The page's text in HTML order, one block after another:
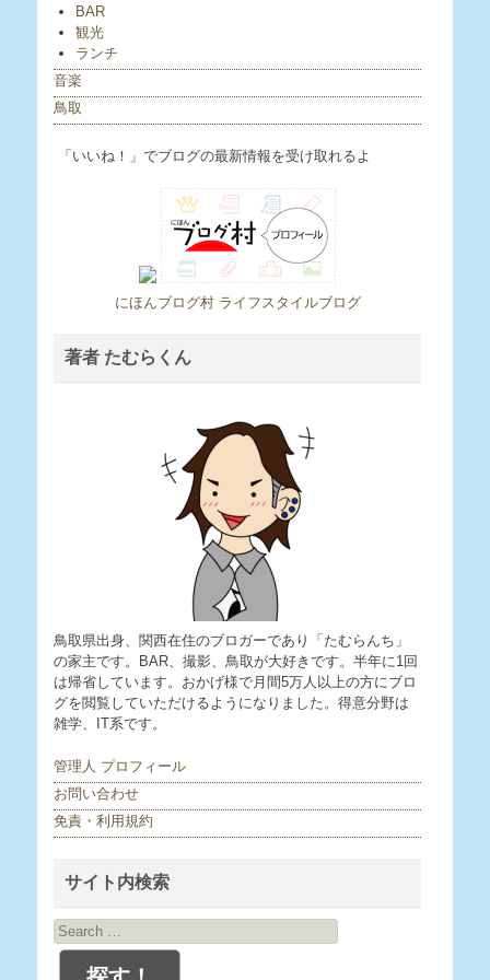
BAR
観光
ランチ
音楽
鳥取
「いいね！」でブログの最新情報を受け取れるよ
にほんブログ村 ライフスタイルブログ
著者 たむらくん
鳥取県出身、関西在住のブロガーであり「たむらんち」
の家主です。BAR、撮影、鳥取が大好きです。半年に1回
は帰省しています。おかげ様で月間5万人以上の方にブロ
グを閲覧していただけるようになりました。得意分野は
雑学、IT系です。
管理人 プロフィール
お問い合わせ
免責・利用規約
サイト内検索
Search
for: